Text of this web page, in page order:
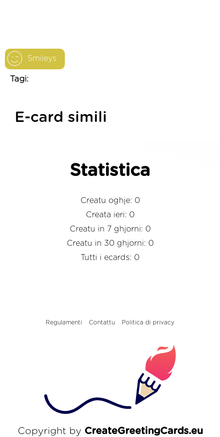
Smileys
Tagi:
E-card simili
Statistica
Creatu oghje: 0
Creata ieri: 0
Creatu in 7 ghjorni: 0
Creatu in 30 ghjorni: 0
Tutti i ecards: 0
Regulamenti Contattu Politica di privacy
Copyright by CreateGreetingCards.eu